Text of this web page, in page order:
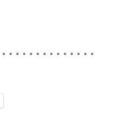
＊＊＊＊＊＊＊＊＊＊＊＊＊